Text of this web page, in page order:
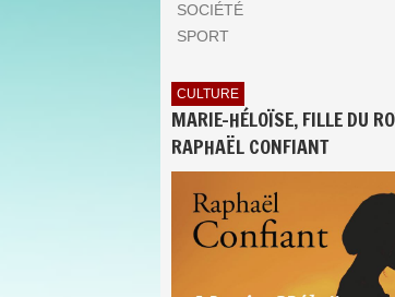
SOCIÉTÉ
SPORT
CULTURE
MARIE-HÉLOÏSE, FILLE DU
RAPHAËL CONFIANT